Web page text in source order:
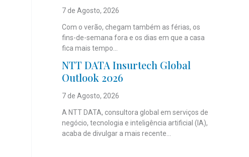
7 de Agosto, 2026
Com o verão, chegam também as férias, os
fins-de-semana fora e os dias em que a casa
fica mais tempo...
NTT DATA Insurtech Global
Outlook 2026
7 de Agosto, 2026
A NTT DATA, consultora global em serviços de
negócio, tecnologia e inteligência artificial (IA),
acaba de divulgar a mais recente...